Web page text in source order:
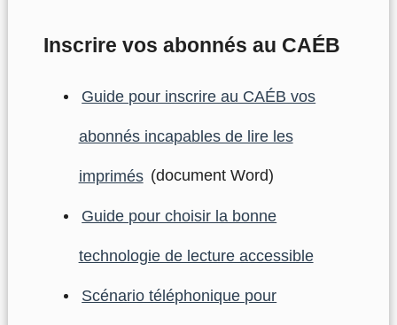
Inscrire vos abonnés au CAÉB
Guide pour inscrire au CAÉB vos
abonnés incapables de lire les
imprimés (document Word)
Guide pour choisir la bonne
technologie de lecture accessible
Scénario téléphonique pour